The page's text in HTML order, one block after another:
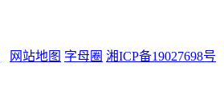
网站地图 字母圈 湘ICP备19027698号